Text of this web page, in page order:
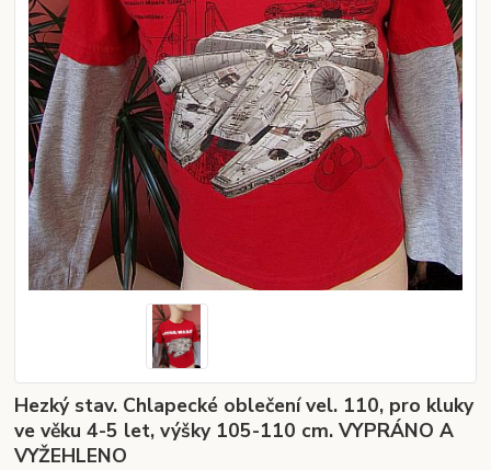
Hezký stav. Chlapecké oblečení vel. 110, pro kluky
ve věku 4-5 let, výšky 105-110 cm. VYPRÁNO A
VYŽEHLENO